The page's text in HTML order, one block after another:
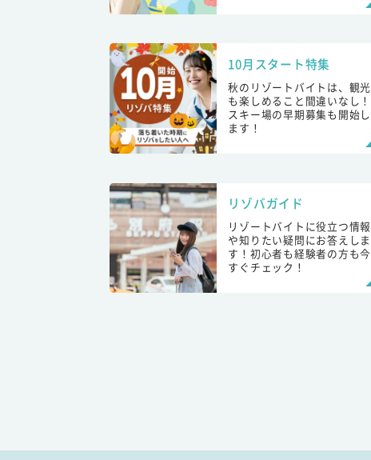
10月スタート特集
秋のリゾートバイトは、観光
も楽しめること間違いなし！
スキー場の早期募集も開始し
ます！
リゾバガイド
リゾートバイトに役立つ情報
や知りたい疑問にお答えしま
す！初心者も経験者の方も今
すぐチェック！